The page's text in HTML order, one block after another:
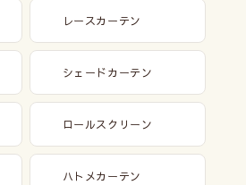
レースカーテン
シェードカーテン
ロールスクリーン
ハトメカーテン